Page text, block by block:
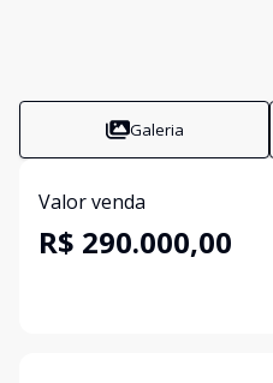
Galeria
Valor venda
R$ 290.000,00